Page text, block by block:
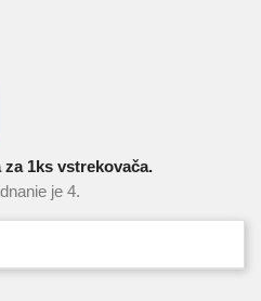
1ks vstrekovača.
je 4.